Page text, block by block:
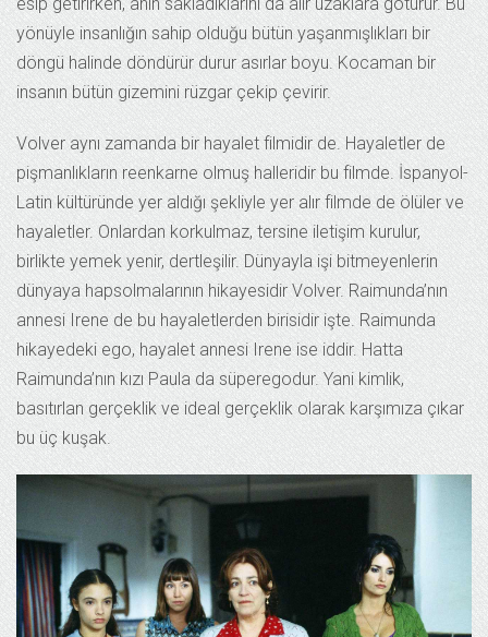
yönüyle insanlığın sahip olduğu bütün yaşanmışlıkları bir
döngü halinde döndürür durur asırlar boyu. Kocaman bir
insanın bütün gizemini rüzgar çekip çevirir.
Volver aynı zamanda bir hayalet filmidir de. Hayaletler de
pişmanlıkların reenkarne olmuş halleridir bu filmde. İspanyol-
Latin kültüründe yer aldığı şekliyle yer alır filmde de ölüler ve
hayaletler. Onlardan korkulmaz, tersine iletişim kurulur,
birlikte yemek yenir, dertleşilir. Dünyayla işi bitmeyenlerin
dünyaya hapsolmalarının hikayesidir Volver. Raimunda’nın
annesi Irene de bu hayaletlerden birisidir işte. Raimunda
hikayedeki ego, hayalet annesi Irene ise iddir. Hatta
Raimunda’nın kızı Paula da süperegodur. Yani kimlik,
basıtırlan gerçeklik ve ideal gerçeklik olarak karşımıza çıkar
bu üç kuşak.